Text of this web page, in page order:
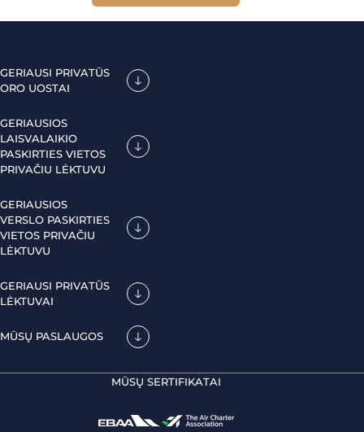
GERIAUSI PRIVATŪS
ORO UOSTAI
GERIAUSIOS
LAISVALAIKIO
PASKIRTIES VIETOS
PRIVAČIU LĖKTUVU
GERIAUSIOS
VERSLO PASKIRTIES
VIETOS PRIVAČIU
LĖKTUVU
GERIAUSI PRIVATŪS
LĖKTUVAI
MŪSŲ PASLAUGOS
MŪSŲ SERTIFIKATAI